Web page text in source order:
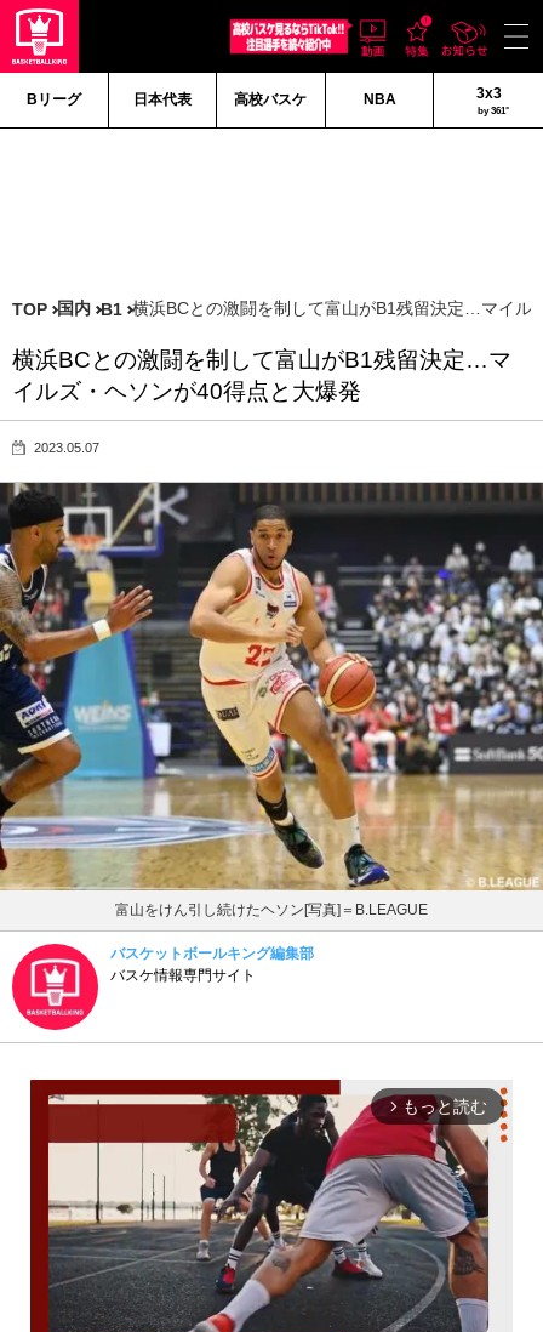
Bリーグ 日本代表 高校バスケ NBA 3x3
by 361°
TOP 国内 B1 横浜BCとの激闘を制して富山がB1残留決定…マイル
横浜BCとの激闘を制して富山がB1残留決定…マ
イルズ・ヘソンが40得点と大爆発
2023.05.07
富山をけん引し続けたヘソン[写真]＝B.LEAGUE
バスケットボールキング編集部
バスケ情報専門サイト
arrow_forward_ios もっと読む